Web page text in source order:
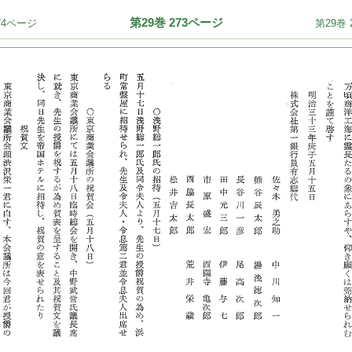
第29巻 273ページ